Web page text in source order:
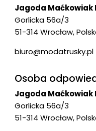
Jagoda
Gorlicka 56a/3
51-314 Wrocław,
biuro@modatrusky.pl
Osoba
Jagoda
Gorlicka 56a/3
51-314 Wrocław,